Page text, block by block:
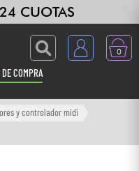
CUOTAS
0
COMPRA
y controlador midi